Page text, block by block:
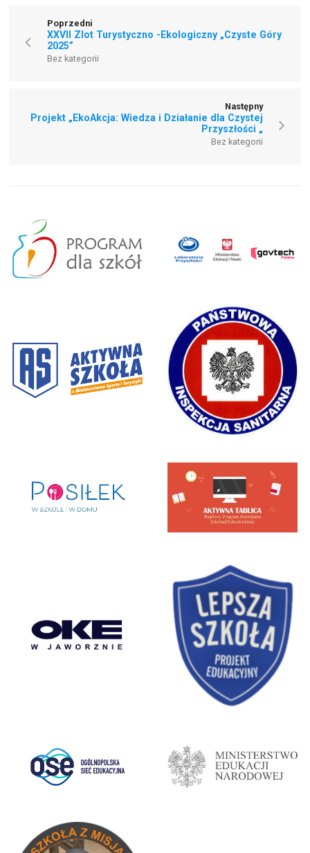
Poprzedni
XXVII Zlot Turystyczno -Ekologiczny „Czyste Góry
2025”
Bez kategorii
Następny
Projekt „EkoAkcja: Wiedza i Działanie dla Czystej
Przyszłości „
Bez kategorii